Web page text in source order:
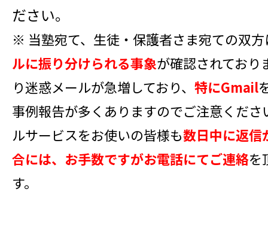
ださい。
※ 当塾宛て、生徒・保護者さま宛ての双方
ルに振り分けられる事象が確認されており
り迷惑メールが急増しており、 特にGmail
事例報告が多くありますのでご注意くだ
ルサービスをお使いの皆様も数日中に返信
合には、お手数ですがお電話にてご連絡を
す。